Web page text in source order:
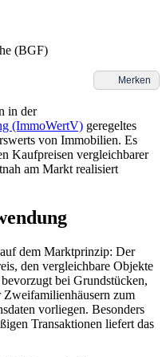
Merken
in der
(ImmoWertV) geregeltes
von Immobilien. Es
Kaufpreisen vergleichbarer
am Markt realisiert
dem Marktprinzip: Der
den vergleichbare Objekte
bei Grundstücken,
zum
vorliegen. Besonders
Transaktionen liefert das